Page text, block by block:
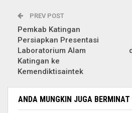
PREV POST
Pemkab Katingan
Persiapkan Presentasi
Laboratorium Alam
Katingan ke
Kemendiktisaintek
ANDA MUNGKIN JUGA BERMINAT